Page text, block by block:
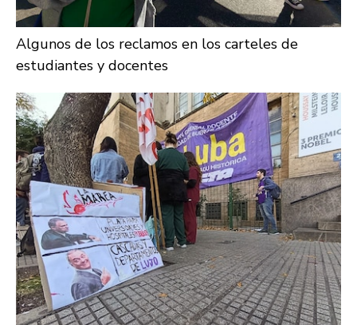
Algunos de los reclamos en los carteles de
estudiantes y docentes